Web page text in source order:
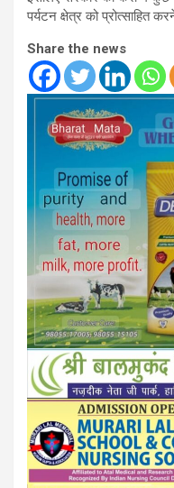
पर्यटन क्षेत्र को प्रोत्साहित
Share the news